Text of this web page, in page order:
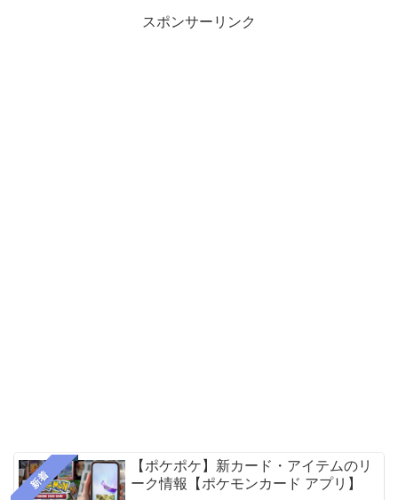
スポンサーリンク
新着
【ポケポケ】新カード・アイテムのリ
ーク情報【ポケモンカード アプリ】